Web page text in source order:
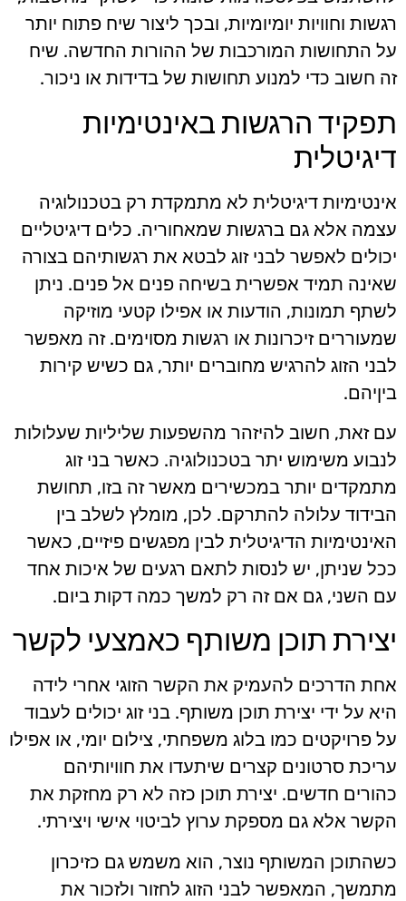
רגשות וחוויות יומיומיות, ובכך ליצור שיח פתוח יותר
על התחושות המורכבות של ההורות החדשה. שיח
זה חשוב כדי למנוע תחושות של בדידות או ניכור.
תפקיד הרגשות באינטימיות
דיגיטלית
אינטימיות דיגיטלית לא מתמקדת רק בטכנולוגיה
עצמה אלא גם ברגשות שמאחוריה. כלים דיגיטליים
יכולים לאפשר לבני זוג לבטא את רגשותיהם בצורה
שאינה תמיד אפשרית בשיחה פנים אל פנים. ניתן
לשתף תמונות, הודעות או אפילו קטעי מוזיקה
שמעוררים זיכרונות או רגשות מסוימים. זה מאפשר
לבני הזוג להרגיש מחוברים יותר, גם כשיש קירות
ביןיהם.
עם זאת, חשוב להיזהר מהשפעות שליליות שעלולות
לנבוע משימוש יתר בטכנולוגיה. כאשר בני זוג
מתמקדים יותר במכשירים מאשר זה בזו, תחושת
הבידוד עלולה להתרקם. לכן, מומלץ לשלב בין
האינטימיות הדיגיטלית לבין מפגשים פיזיים, כאשר
ככל שניתן, יש לנסות לתאם רגעים של איכות אחד
עם השני, גם אם זה רק למשך כמה דקות ביום.
יצירת תוכן משותף כאמצעי לקשר
אחת הדרכים להעמיק את הקשר הזוגי אחרי לידה
היא על ידי יצירת תוכן משותף. בני זוג יכולים לעבוד
על פרויקטים כמו בלוג משפחתי, צילום יומי, או אפילו
עריכת סרטונים קצרים שיתעדו את חוויותיהם
כהורים חדשים. יצירת תוכן כזה לא רק מחזקת את
הקשר אלא גם מספקת ערוץ לביטוי אישי ויצירתי.
כשהתוכן המשותף נוצר, הוא משמש גם כזיכרון
מתמשך, המאפשר לבני הזוג לחזור ולזכור את